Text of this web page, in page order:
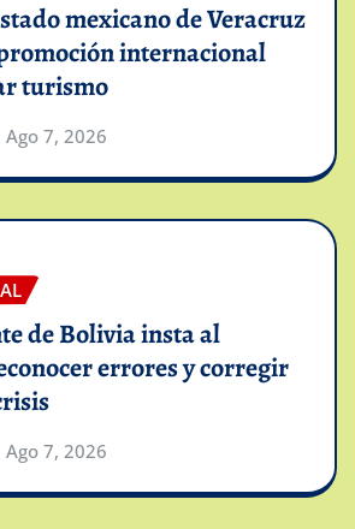
mexicano de Veracruz
internacional
turismo
Ago 7, 2026
de Bolivia insta al
errores y corregir
Ago 7, 2026